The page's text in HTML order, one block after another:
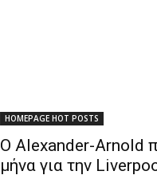
HOMEPAGE HOT POSTS
Ο Alexander-Arnold
μήνα για την